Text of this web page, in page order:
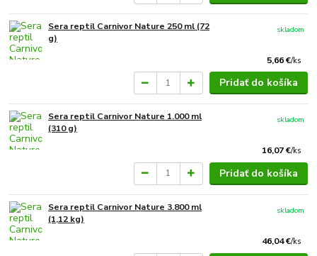
Sera reptil Carnivor Nature 250 ml (72
g)
5,66 €/ks
skladom
Pridať do košíka
Sera reptil Carnivor Nature 1.000 ml
(310 g)
16,07 €/ks
skladom
Pridať do košíka
Sera reptil Carnivor Nature 3.800 ml
(1,12 kg)
46,04 €/ks
skladom